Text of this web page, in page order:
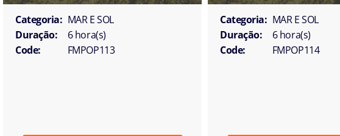
Categoria: MAR E SOL
Duração:
6 hora(s)
Code:
FMPOP113
Categoria: MAR E SOL
Duração:
6 hora(s)
Code:
FMPOP114